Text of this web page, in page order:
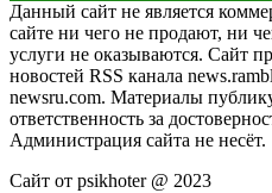
Данный сайт не является
сайте ни чего не продают, ни
услуги не оказываются. Сайт
новостей RSS канала
newsru.com. Материалы
ответственность за
Администрация сайта не несёт.
Сайт от psikhoter @ 2023